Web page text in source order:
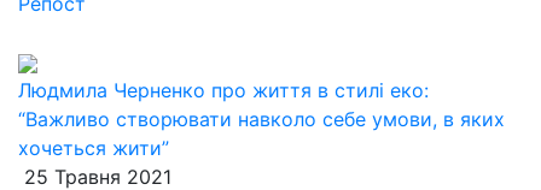
Людмила Черненко про життя в стилі еко:
“Важливо створювати навколо себе умови, в яких
хочеться жити”
25 Травня 2021